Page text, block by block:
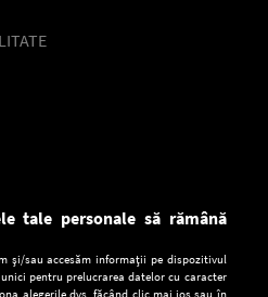
FM pentru smartphone:
tale personale să rămână
și/sau accesăm informații pe dispozitivul
pentru prelucrarea datelor cu caracter
alegerile dvs. făcând clic mai jos sau în